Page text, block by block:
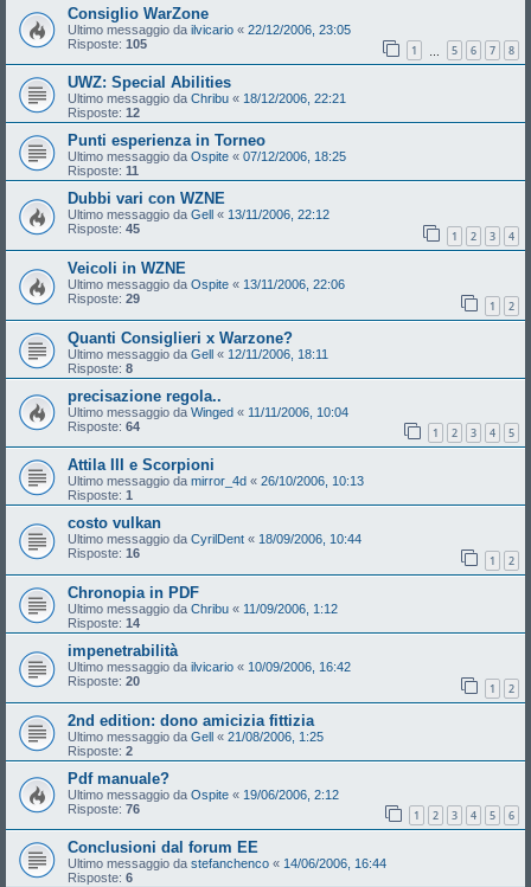
Consiglio WarZone
Ultimo messaggio da ilvicario « 22/12/2006, 23:05
Risposte: 105 1 5 6 7 8
UWZ: Special Abilities
Ultimo messaggio da Chribu « 18/12/2006, 22:21
Risposte: 12
Punti esperienza in Torneo
Ultimo messaggio da Ospite « 07/12/2006, 18:25
Risposte: 11
Dubbi vari con WZNE
Ultimo messaggio da Gell « 13/11/2006, 22:12
Risposte: 45 1 2 3 4
Veicoli in WZNE
Ultimo messaggio da Ospite « 13/11/2006, 22:06
Risposte: 29 1 2
Quanti Consiglieri x Warzone?
Ultimo messaggio da Gell « 12/11/2006, 18:11
Risposte: 8
precisazione regola..
Ultimo messaggio da Winged « 11/11/2006, 10:04
Risposte: 64 1 2 3 4 5
Attila III e Scorpioni
Ultimo messaggio da mirror_4d « 26/10/2006, 10:13
Risposte: 1
costo vulkan
Ultimo messaggio da CyrilDent « 18/09/2006, 10:44
Risposte: 16 1 2
Chronopia in PDF
Ultimo messaggio da Chribu « 11/09/2006, 1:12
Risposte: 14
impenetrabilità
Ultimo messaggio da ilvicario « 10/09/2006, 16:42
Risposte: 20 1 2
2nd edition: dono amicizia fittizia
Ultimo messaggio da Gell « 21/08/2006, 1:25
Risposte: 2
Pdf manuale?
Ultimo messaggio da Ospite « 19/06/2006, 2:12
Risposte: 76 1 2 3 4 5 6
Conclusioni dal forum EE
Ultimo messaggio da stefanchenco « 14/06/2006, 16:44
Risposte: 6